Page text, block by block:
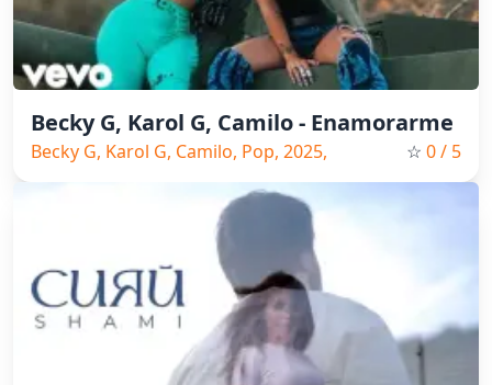
Becky G, Karol G, Camilo - Enamorarme
Becky G, Karol G, Camilo, Pop, 2025,
Spain Music
☆ 0/ 5